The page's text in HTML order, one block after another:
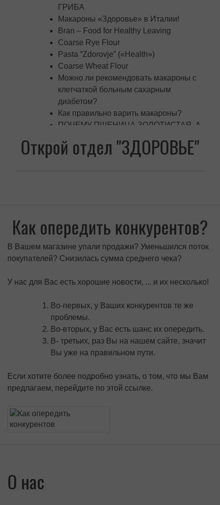
ГРИБА
Макароны «Здоровье» в Италии!
Bran – Food for Healthy Leaving
Coarse Rye Flour
Pasta “Zdorovje” («Health»)
Coarse Wheat Flour
Можно ли рекомендовать макароны с
клетчаткой больным сахарным
диабетом?
Как правильно варить макароны?
ПОЧЕМУ ПШЕНИЦА ЗОЛОТИСТАЯ, А
Что такое макароны «Здоровье»?
Открой отдел "ЗДОРОВЬЕ"
Как опередить конкурентов?
В Вашем магазине упали продажи? Уменьшился поток
покупателей? Снизилась сумма среднего чека?
У нас для Вас есть хорошие новости, ... и их несколько!
Во-первых, у Ваших конкурентов те же
проблемы.
Во-вторых, у Вас есть шанс их опередить.
В- третьих, раз Вы на нашем сайте, значит
Вы уже на правильном пути.
Если хотите более подробно узнать, о том, что мы Вам
предлагаем, перейдите по этой ссылке.
О нас